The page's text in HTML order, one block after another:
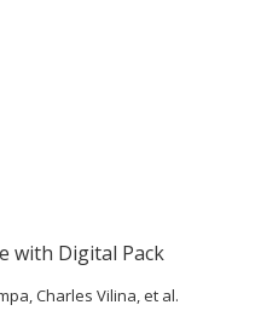
with Digital Pack
Charles Vilina, et al.